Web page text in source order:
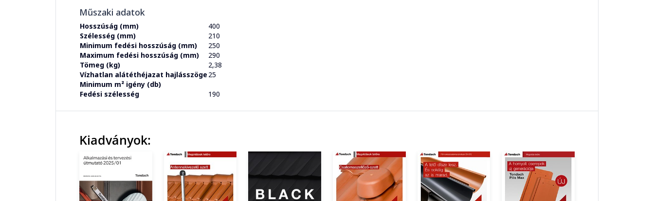
Műszaki adatok
Hosszúság (mm)
400
Szélesség (mm)
210
Minimum fedési hosszúság (mm)
250
Maximum fedési hosszúság (mm)
290
Tömeg (kg)
2,38
Vízhatlan alátéthéjazat hajlásszöge 25
Minimum m² igény (db)
Fedési szélesség
190
Kiadványok: